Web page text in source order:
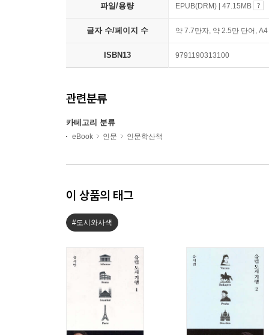
파일/용량 EPUB(DRM) | 47.15MB
글자 수/페이지 수 약 7.7만자, 약 2.5만 단어,
ISBN13 9791190313100
관련분류
카테고리 분류
eBook 인문 인문학산책
이 상품의 태그
#도시와사색